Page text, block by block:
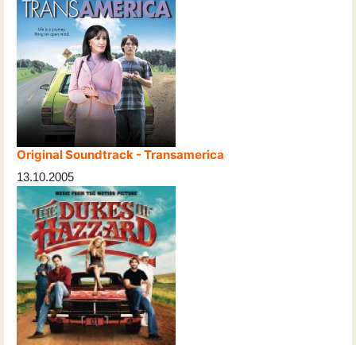
Original Soundtrack - Transamerica
13.10.2005